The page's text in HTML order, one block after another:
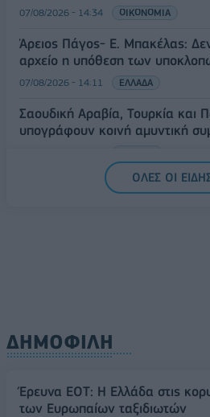
07/08/2026 - 14:34 ΟΙΚΟΝΟΜΙΑ
Άρειος Πάγος- Ε. Μπακέλας:
αρχείο η υπόθεση των
07/08/2026 - 14:11 ΕΛΛΑΔΑ
Σαουδική Αραβία, Τουρκία και
υπογράφουν κοινή αμυντική
ΟΛΕΣ ΟΙ
ΔΗΜΟΦΙΛΗ
Έρευνα ΕΟΤ: Η Ελλάδα στις
των Ευρωπαίων ταξιδιωτών